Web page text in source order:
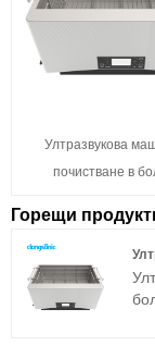
Ултразвукова
почистване в
Горещи